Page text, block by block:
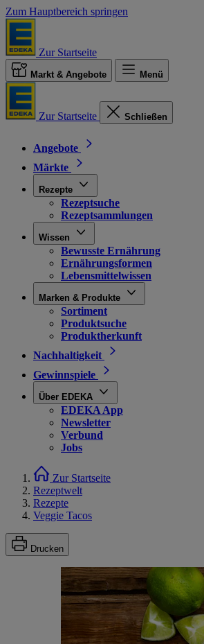
Zum Hauptbereich springen
Zur Startseite
Markt & Angebote Menü
Zur Startseite Schließen
Angebote
Märkte
Rezepte
Rezeptsuche
Rezeptsammlungen
Wissen
Bewusste Ernährung
Ernährungsformen
Lebensmittelwissen
Marken & Produkte
Sortiment
Produktsuche
Produktherkunft
Nachhaltigkeit
Gewinnspiele
Über EDEKA
EDEKA App
Newsletter
Verbund
Jobs
Zur Startseite
Rezeptwelt
Rezepte
Veggie Tacos
Drucken